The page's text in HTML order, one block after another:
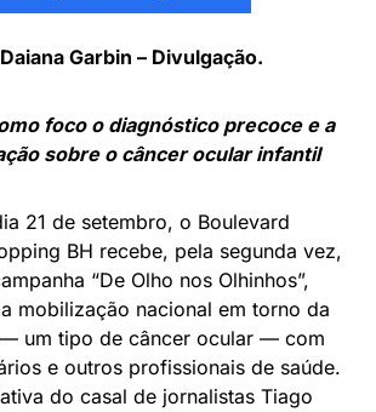
Garbin – Divulgação.
foco o diagnóstico precoce e a
sobre o câncer ocular infantil
21 de setembro, o Boulevard
BH recebe, pela segunda vez,
“De Olho nos Olhinhos”,
mobilização nacional em torno da
um tipo de câncer ocular — com
e outros profissionais de saúde.
do casal de jornalistas Tiago